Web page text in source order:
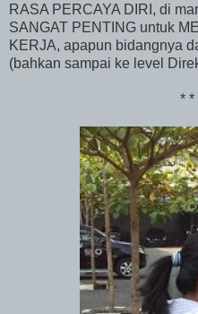
RASA PERCAYA DIRI, di
SANGAT PENTING untuk
KERJA, apapun bidangnya
(bahkan sampai ke level
* *